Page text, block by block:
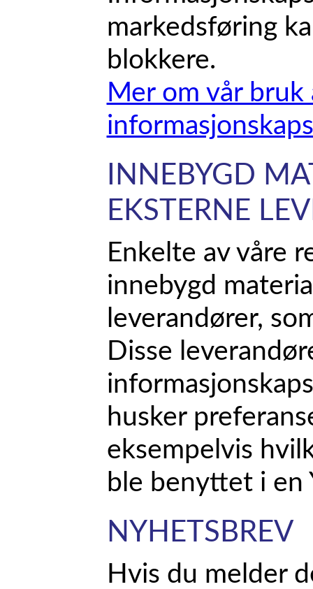
markedsføring
blokkere.
Mer om vår bruk
INNEBYGD
EKSTERNE
Enkelte av våre
innebygd
leverandører,
Disse
husker
eksempelvis
ble benyttet i en
NYHETSBREV
Hvis du melder